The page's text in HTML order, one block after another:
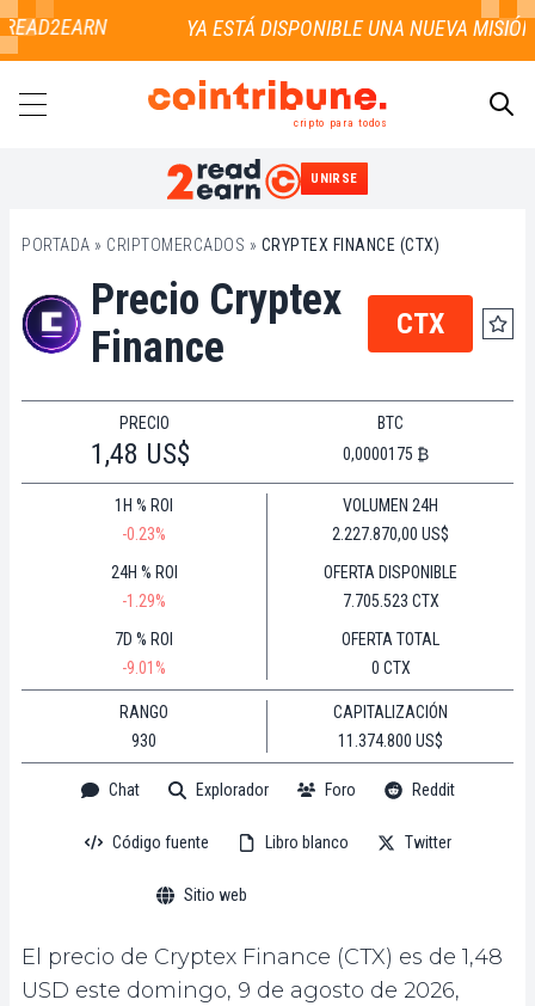
cripto para todos
UNIRSE
PORTADA » CRIPTOMERCADOS » CRYPTEX FINANCE (CTX)
Precio Cryptex
Finance
CTX
PRECIO
1,48 US$
BTC
0,0000175 ₿
1H % ROI
-0.23%
24H % ROI
-1.29%
7D % ROI
-9.01%
VOLUMEN 24H
2.227.870,00 US$
OFERTA DISPONIBLE
7.705.523 CTX
OFERTA TOTAL
0 CTX
RANGO
930
CAPITALIZACIÓN
11.374.800 US$
Chat Explorador Foro Reddit
Código fuente Libro blanco Twitter
Sitio web
El precio de Cryptex Finance (CTX) es de 1,48
USD este domingo, 9 de agosto de 2026,